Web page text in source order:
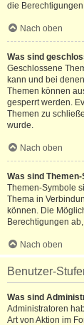
die
Nach oben
Was sind
Geschlossene
kann und bei
Themen können
gesperrt werden.
Themen zu
wurde.
Nach oben
Was sind
Themen-Symbole
Thema in
können. Die
Berechtigungen
Nach oben
Benutzer-
Was sind
Administratoren
Art von Aktion im